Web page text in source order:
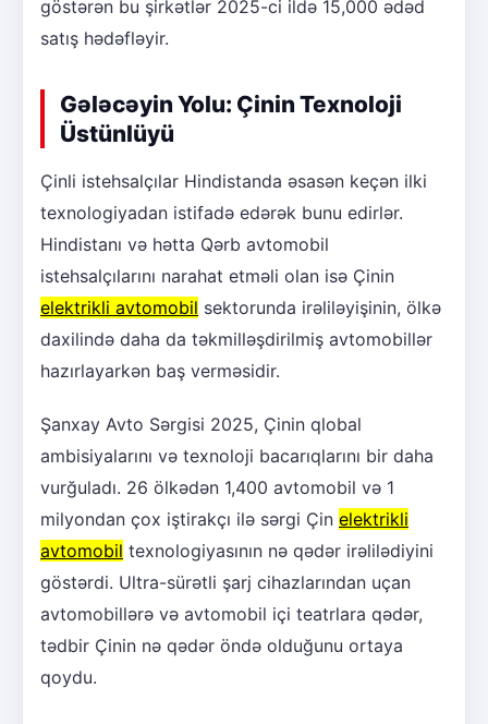
göstərən bu şirkətlər 2025-ci ildə 15,000 ədəd
satış hədəfləyir.
Gələcəyin Yolu: Çinin Texnoloji
Üstünlüyü
Çinli istehsalçılar Hindistanda əsasən keçən ilki
texnologiyadan istifadə edərək bunu edirlər.
Hindistanı və hətta Qərb avtomobil
istehsalçılarını narahat etməli olan isə Çinin
elektrikli avtomobil sektorunda irəliləyişinin, ölkə
daxilində daha da təkmilləşdirilmiş avtomobillər
hazırlayarkən baş verməsidir.
Şanxay Avto Sərgisi 2025, Çinin qlobal
ambisiyalarını və texnoloji bacarıqlarını bir daha
vurğuladı. 26 ölkədən 1,400 avtomobil və 1
milyondan çox iştirakçı ilə sərgi Çin elektrikli
avtomobil texnologiyasının nə qədər irəlilədiyini
göstərdi. Ultra-sürətli şarj cihazlarından uçan
avtomobillərə və avtomobil içi teatrlara qədər,
tədbir Çinin nə qədər öndə olduğunu ortaya
qoydu.